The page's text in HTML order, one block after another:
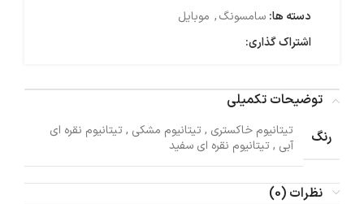
دسته ها: سامسونگ, موبایل
اشتراک گذاری:
توضیحات تکمیلی
رنگ
تیتانیوم خاکستری ,تیتانیوم مشکی ,تیتانیوم نقره ای
آبی ,تیتانیوم نقره ای سفید
نظرات (0)